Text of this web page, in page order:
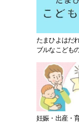
たまひよはだ
ブルなこども
妊娠・出産・